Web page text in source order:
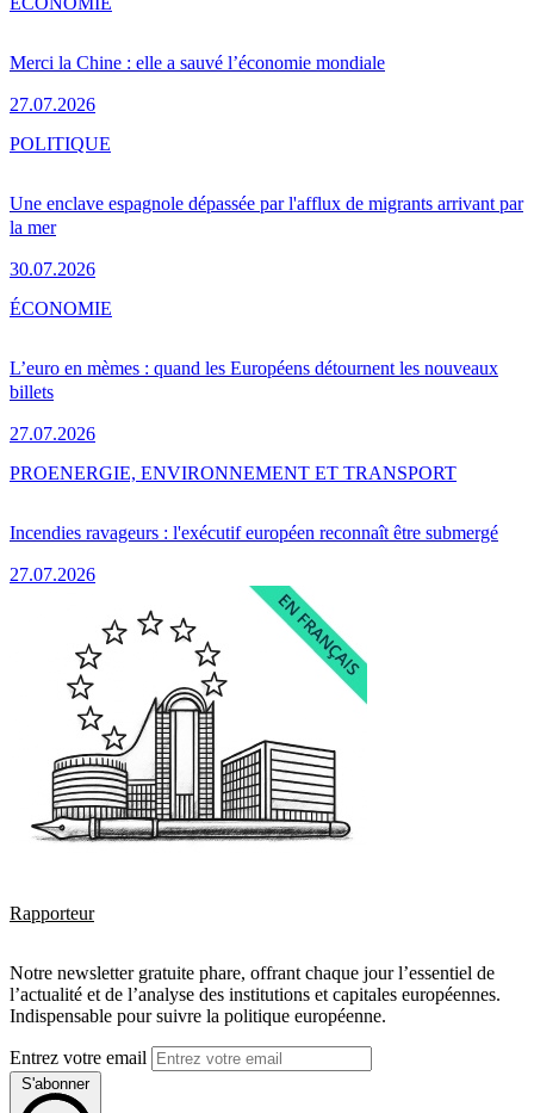
Merci la Chine : elle a sauvé l’économie mondiale
27.07.2026
Une enclave espagnole dépassée par l'afflux de migrants arrivant par
la mer
30.07.2026
POLITIQUE
L’euro en mèmes : quand les Européens détournent les nouveaux
billets
27.07.2026
ÉCONOMIE
Incendies ravageurs : l'exécutif européen reconnaît être submergé
27.07.2026
PROENERGIE, ENVIRONNEMENT ET TRANSPORT
Rapporteur
Notre newsletter gratuite phare, offrant chaque jour l’essentiel de
l’actualité et de l’analyse des institutions et capitales européennes.
Indispensable pour suivre la politique européenne.
Entrez votre email
S'abonner